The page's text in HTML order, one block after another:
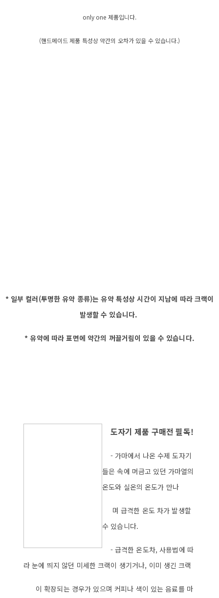
only one 제품입니다.
(핸드메이드 제품 특성상 약간의 오차가 있을 수 있습니다.)
* 일부 컬러(투명한 유약 종류)는 유약 특성상 시간이 지남에 따라 크랙이
발생할 수 있습니다.
* 유약에 따라 표면에 약간의 꺼끌거림이 있을 수 있습니다.
도자기 제품 구매전 필독!
- 가마에서 나온 수제 도자기
들은 속에 머금고 있던 가마열의
온도와 실온의 온도가 만나
며 급격한 온도 차가 발생할
수 있습니다.
- 급격한 온도차, 사용법에 따
라 눈에 띄지 않던 미세한 크랙이 생기거나, 이미 생긴 크랙
이 확장되는 경우가 있으며 커피나 색이 있는 음료를 마